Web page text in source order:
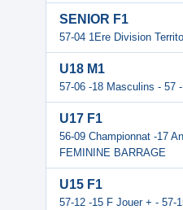
SENIOR F1
57-04 1Ere Division
U18 M1
57-06 -18 Masculins - 57
U17 F1
56-09 Championnat -17
FEMININE BARRAGE
U15 F1
57-12 -15 F Jouer + - 57-